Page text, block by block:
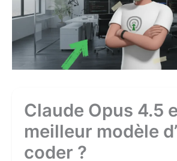
Claude Opus 4.5
meilleur modèle
coder ?